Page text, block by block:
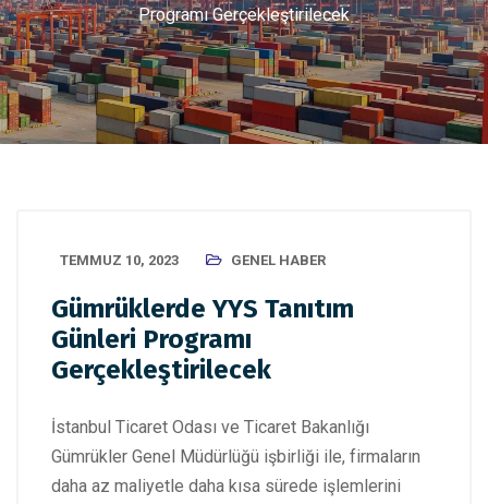
Programı Gerçekleştirilecek
TEMMUZ 10, 2023 GENEL HABER
Gümrüklerde YYS Tanıtım
Günleri Programı
Gerçekleştirilecek
İstanbul Ticaret Odası ve Ticaret Bakanlığı
Gümrükler Genel Müdürlüğü işbirliği ile, firmaların
daha az maliyetle daha kısa sürede işlemlerini